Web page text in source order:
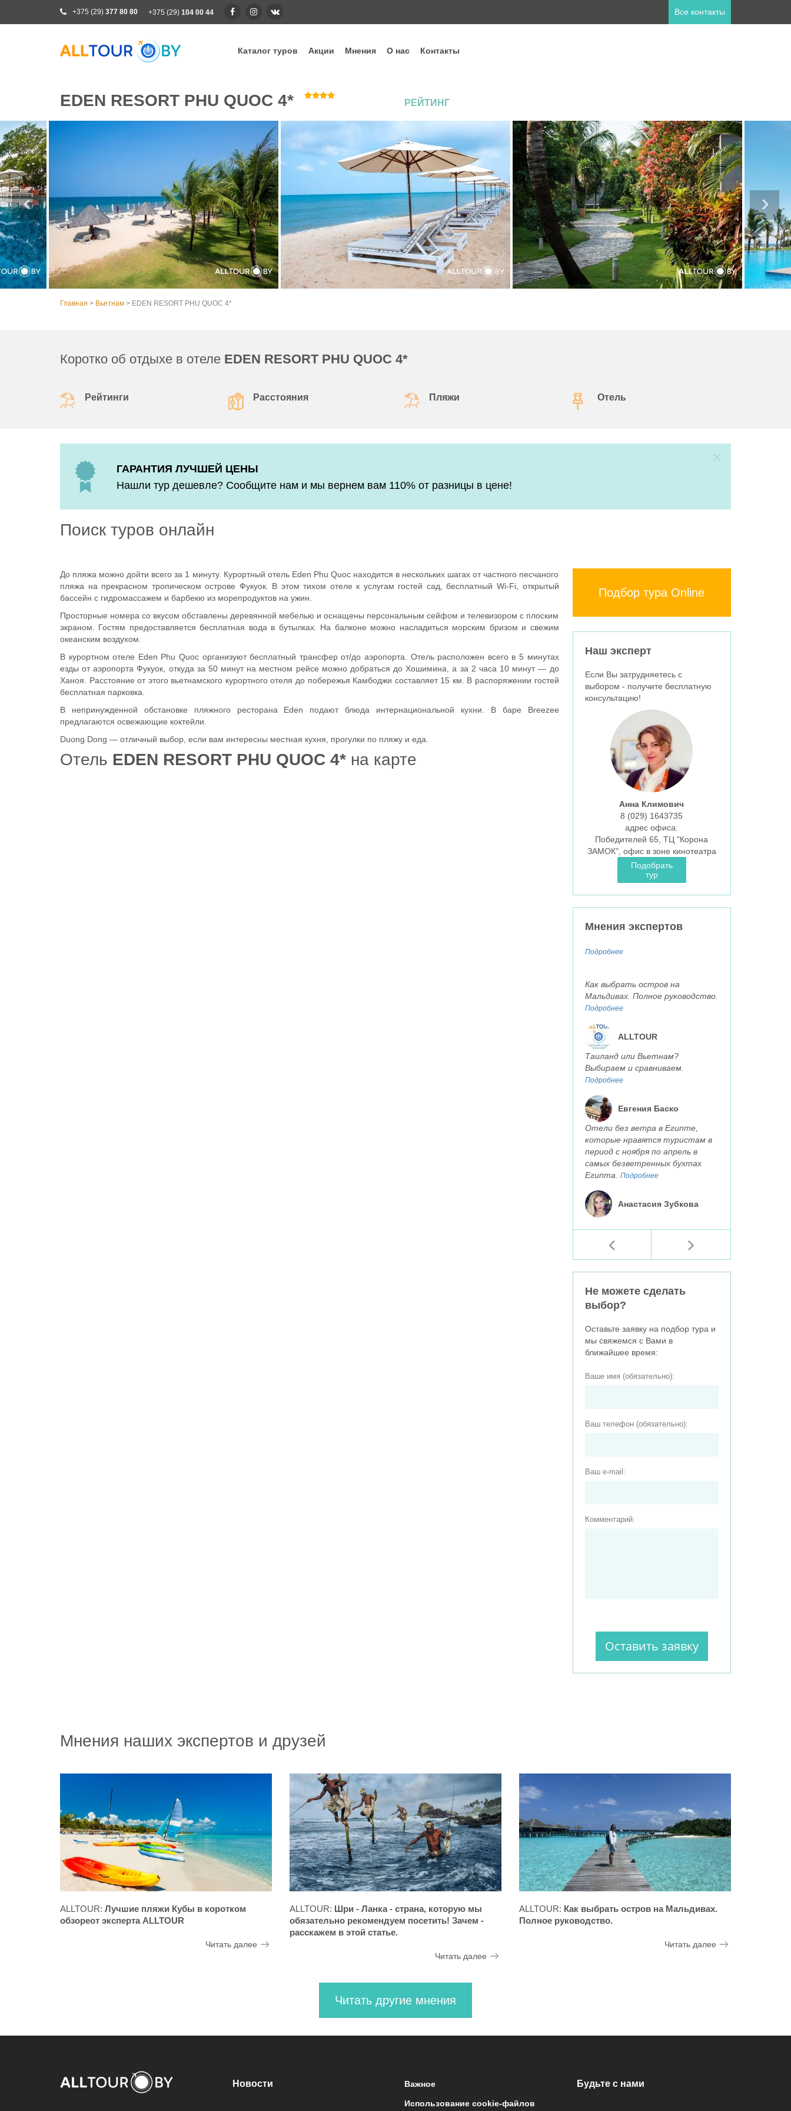
+375 (29) 377 80 80 +375 (29) 104 00 44 Все контакты
Каталог туров
Отдых с детьми
Круизы
Горящие туры
Клубные туры
Италия
Катар
Кипр
Куба
Мальдивы
ОАЭ
Сейшелы Таиланд
Турция
Шри-Ланка
Акции Мнения О нас Контакты
EDEN RESORT PHU QUOC 4* РЕЙТИНГ
Главная > Вьетнам > EDEN RESORT PHU QUOC 4*
Коротко об отдыхе в отеле EDEN RESORT PHU QUOC 4*
Рейтинги Расстояния Пляжи Отель
ГАРАНТИЯ ЛУЧШЕЙ ЦЕНЫ
Нашли тур дешевле? Сообщите нам и мы вернем вам 110% от разницы в цене!
Поиск туров онлайн
До пляжа можно дойти всего за 1 минуту. Курортный отель Eden Phu Quoc находится в нескольких шагах от частного песчаного
пляжа на прекрасном тропическом острове Фукуок. В этом тихом отеле к услугам гостей сад, бесплатный Wi-Fi, открытый
бассейн с гидромассажем и барбекю из морепродуктов на ужин.
Просторные номера со вкусом обставлены деревянной мебелью и оснащены персональным сейфом и телевизором с плоским
экраном. Гостям предоставляется бесплатная вода в бутылках. На балконе можно насладиться морским бризом и свежим
океанским воздухом.
В курортном отеле Eden Phu Quoc организуют бесплатный трансфер от/до аэропорта. Отель расположен всего в 5 минутах
езды от аэропорта Фукуок, откуда за 50 минут на местном рейсе можно добраться до Хошимина, а за 2 часа 10 минут — до
Ханоя. Расстояние от этого вьетнамского курортного отеля до побережья Камбоджи составляет 15 км. В распоряжении гостей
бесплатная парковка.
В непринужденной обстановке пляжного ресторана Eden подают блюда интернациональной кухни. В баре Breezee
предлагаются освежающие коктейли.
Duong Dong — отличный выбор, если вам интересны местная кухня, прогулки по пляжу и еда.
Отель EDEN RESORT PHU QUOC 4* на карте
Подбор тура Online
Наш эксперт
Если Вы затрудняетесь с
выбором - получите бесплатную
консультацию!
Анна Климович
8 (029) 1643735
aдрес офиса:
Победителей 65, ТЦ "Корона
ЗАМОК", офис в зоне кинотеатра
Подобрать
тур
Мнения экспертов
Подробнее
Как выбрать остров на
Мальдивах. Полное руководство.
Подробнее
ALLTOUR
Таиланд или Вьетнам?
Выбираем и сравниваем.
Подробнее
Евгения Баско
Отели без ветра в Египте,
которые нравятся туристам в
период с ноября по апрель в
самых безветренных бухтах
Египта. Подробнее
Анастасия Зубкова
Не можете сделать
выбор?
Оставьте заявку на подбор тура и
мы свяжемся с Вами в
ближайшее время:
Ваше имя (обязательно):
Ваш телефон (обязательно):
Ваш e-mail:
Комментарий:
Мнения наших экспертов и друзей
ALLTOUR: Лучшие пляжи Кубы в коротком
обзореот эксперта ALLTOUR
Читать далее
ALLTOUR: Шри - Ланка - страна, которую мы
обязательно рекомендуем посетить! Зачем -
расскажем в этой статье.
Читать далее
ALLTOUR: Как выбрать остров на Мальдивах.
Полное руководство.
Читать далее
Читать другие мнения
Новости Важное
Использование cookie-файлов
Будьте с нами